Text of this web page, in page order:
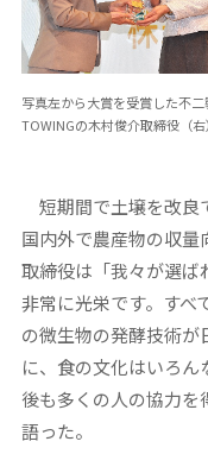
写真左から大賞を受賞した不
TOWINGの木村俊介取締役（
短期間で土壌を改良
国内外で農産物の収量
取締役は「我々が選ば
非常に光栄です。すべ
の微生物の発酵技術が
に、食の文化はいろん
後も多くの人の協力を
語った。